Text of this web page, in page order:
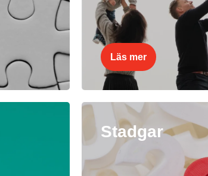
Läs mer
Stadgar